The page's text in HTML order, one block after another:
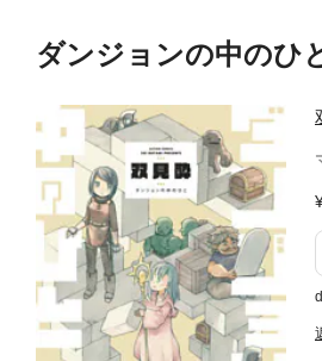
ダンジョンの中のひ